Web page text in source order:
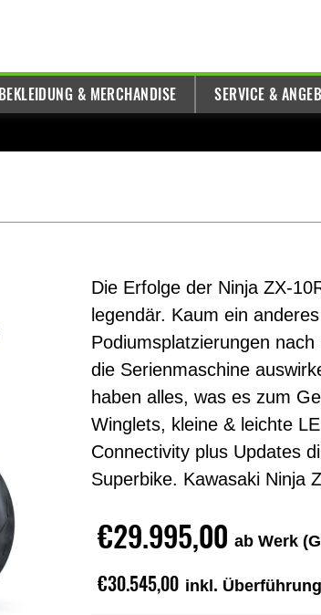
BEKLEIDUNG & MERCHANDISE SERVICE &
Die Erfolge der Ninja ZX-
legendär. Kaum ein
Podiumsplatzierungen
die Serienmaschine
haben alles, was es zum
Winglets, kleine & leichte
Connectivity plus Updates
Superbike. Kawasaki Ninja
€29.995,00 ab Werk
€30.545,00 inkl.